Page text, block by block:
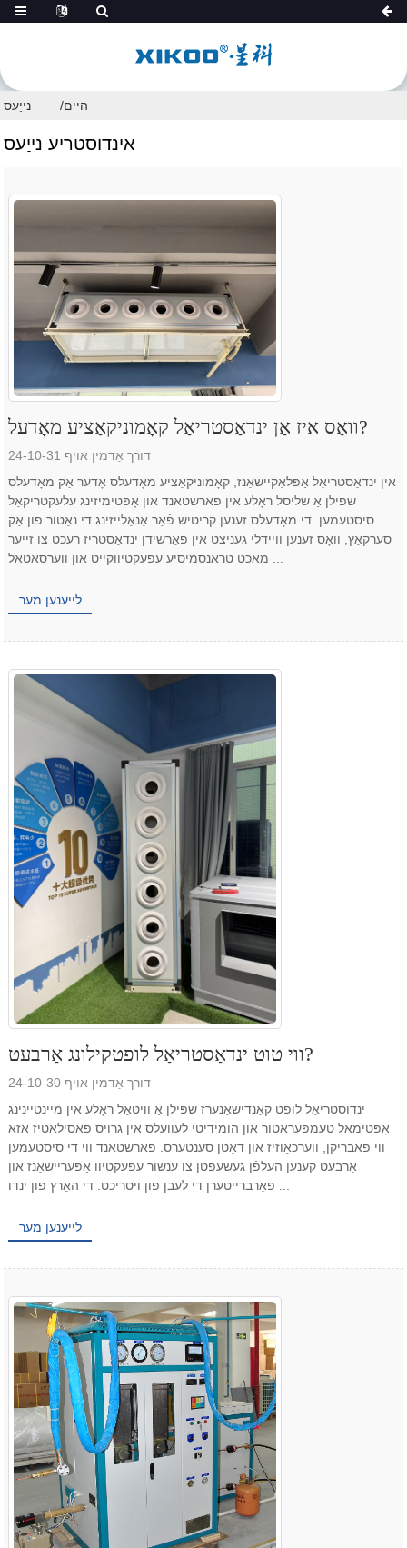
היים נייַעס
אינדוסטריע נייַעס
וואָס איז אַן ינדאַסטריאַל קאָמוניקאַציע מאָדעל?
דורך אַדמין אויף 24-10-31
אין ינדאַסטריאַל אַפּלאַקיישאַנז, קאָמוניקאַציע מאָדעלס אָדער אַק מאָדעלס
שפּילן אַ שליסל ראָלע אין פארשטאנד און אָפּטימיזינג עלעקטריקאַל
סיסטעמען. די מאָדעלס זענען קריטיש פֿאַר אַנאַלייזינג די נאַטור פון אַק
סערקאַץ, וואָס זענען וויידלי געניצט אין פאַרשידן ינדאַסטריז רעכט צו זייער
לייענען מער
ווי טוט ינדאַסטריאַל לופטקילונג אַרבעט?
דורך אַדמין אויף 24-10-30
ינדוסטריאַל לופט קאַנדישאַנערז שפּילן אַ וויטאַל ראָלע אין מיינטיינינג
אָפּטימאַל טעמפּעראַטור און הומידיטי לעוועלס אין גרויס פאַסילאַטיז אַזאַ
ווי פאבריקן, ווערכאַוזיז און דאַטן סענטערס. פארשטאנד ווי די סיסטעמען
אַרבעט קענען העלפֿן געשעפטן צו ענשור עפעקטיוו אַפּעריישאַנז און
פאַרברייטערן די לעבן פון ויסריכט. די האַרץ פון ינדו ...
לייענען מער